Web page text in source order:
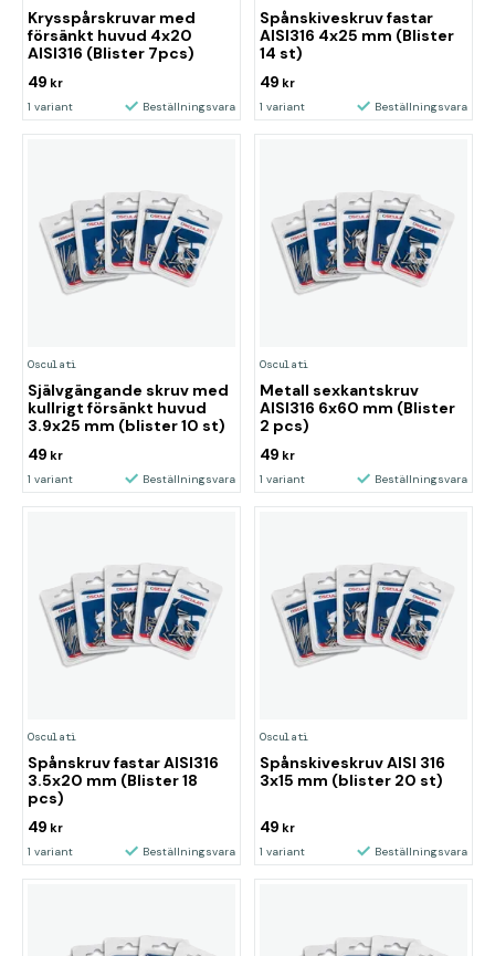
Krysspårskruvar med
försänkt huvud 4x20
AISI316 (Blister 7pcs)
49 kr
1 variant Beställningsvara
Spånskiveskruv fastar
AISI316 4x25 mm (Blister
14 st)
49 kr
1 variant Beställningsvara
Osculati
Självgängande skruv med
kullrigt försänkt huvud
3.9x25 mm (blister 10 st)
49 kr
1 variant Beställningsvara
Osculati
Metall sexkantskruv
AISI316 6x60 mm (Blister
2 pcs)
49 kr
1 variant Beställningsvara
Osculati
Spånskruv fastar AISI316
3.5x20 mm (Blister 18
pcs)
49 kr
1 variant Beställningsvara
Osculati
Spånskiveskruv AISI 316
3x15 mm (blister 20 st)
49 kr
1 variant Beställningsvara